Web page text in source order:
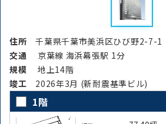
住所千葉県千葉市美浜区ひび野
交通
京葉線 海浜幕張駅 1分
規模
地上14階
竣⼯ 2026年3月 (新耐震基準ビル)
1階